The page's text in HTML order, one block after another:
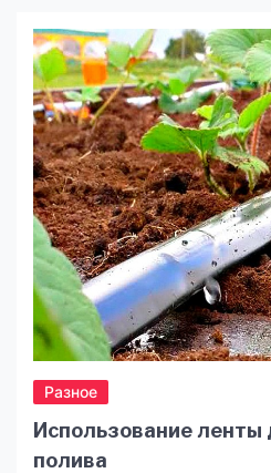
агрегаторів і супровід на
зосереджуєтесь на
технічні й організаційні
автопарк. Суть моделі,
словамиКомпанія
страхування, планові
[…]
Разное
Использование ленты
полива